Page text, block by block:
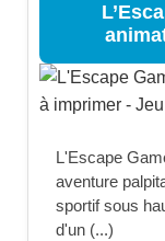
L'Escape
aventure
sportif sous
d'un (...)